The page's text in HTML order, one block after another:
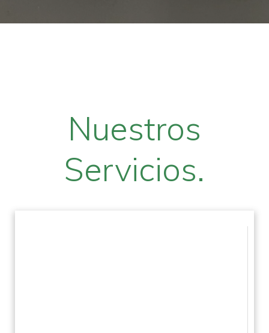
Nuestros
Servicios.